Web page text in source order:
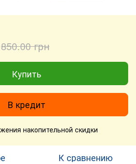
850.00 грн
Купить
В кредит
накопительной скидки
К сравнению